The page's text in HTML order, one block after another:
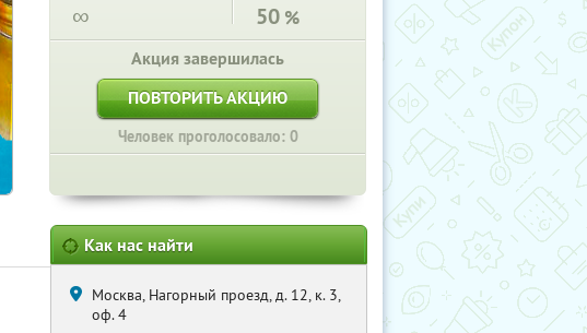
∞ 50 %
Акция завершилась
ПОВТОРИТЬ АКЦИЮ
Человек проголосовало: 0
Как нас найти
Москва, Нагорный проезд, д. 12, к. 3,
оф. 4